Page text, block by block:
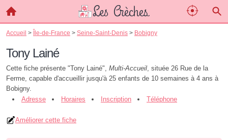
Accueil > Île-de-France > Seine-Saint-Denis > Bobigny
Tony Lainé
Cette fiche présente "Tony Lainé", Multi-Accueil, située 26 Rue de la
Ferme, capable d'accueillir jusqu'à 25 enfants de 10 semaines à 4 ans à
Bobigny.
Adresse
Horaires Inscription Téléphone
Améliorer cette fiche